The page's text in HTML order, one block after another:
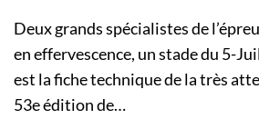
Deux grands spécialistes de
en effervescence, un stade du 5-
est la fiche technique de la très
53e édition de…